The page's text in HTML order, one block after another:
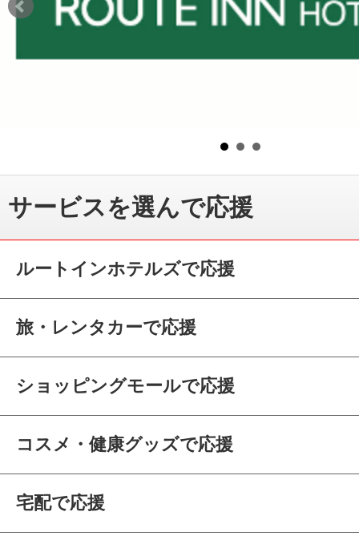
サービスを選んで応援
ルートインホテルズで応援
旅・レンタカーで応援
ショッピングモールで応援
コスメ・健康グッズで応援
宅配で応援